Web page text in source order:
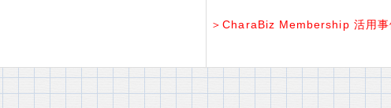
＞CharaBiz Membership 活用事